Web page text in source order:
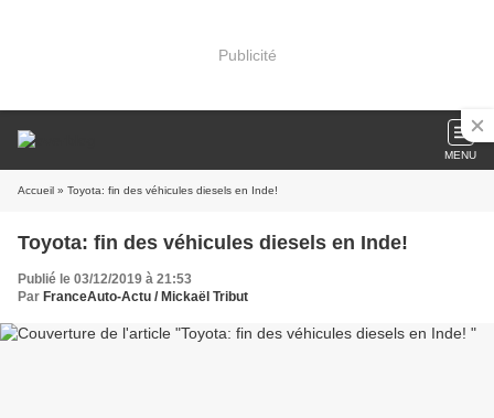
Publicité
MENU
Accueil » Toyota: fin des véhicules diesels en Inde!
Toyota: fin des véhicules diesels en Inde!
Publié le 03/12/2019 à 21:53
Par FranceAuto-Actu / Mickaël Tribut